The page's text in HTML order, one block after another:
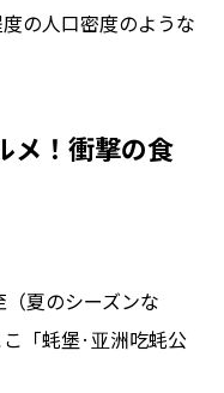
の人口密度のような
メ！衝撃の食
夏のシーズンな
「蚝堡·亚洲吃蚝公